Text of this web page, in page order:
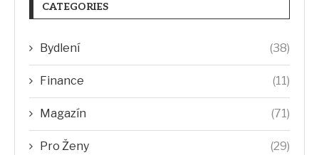
CATEGORIES
Bydlení (38)
Finance (11)
Magazín (71)
Pro Ženy (29)